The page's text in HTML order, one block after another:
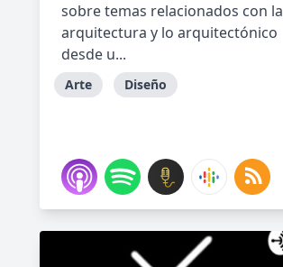
sobre temas relacionados con la
arquitectura y lo arquitectónico
desde u...
Arte Diseño